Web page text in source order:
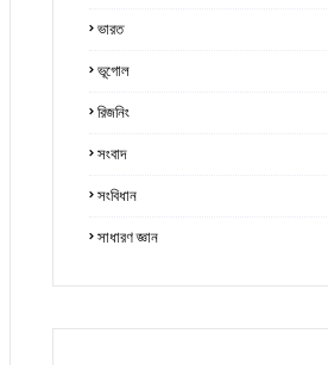
ভারত
ভূগোল
রিজনিং
সংবাদ
সংবিধান
সাধারণ জ্ঞান